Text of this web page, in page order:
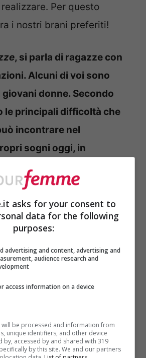
Per questo
i nostri brani preferiti!
, si parla di ragazze con
Alcuni di voi sono
donne. Secondo
le principali difficoltà che
incontrare nel
sogni oggi, in
1995?
hanno più
proprio grazie ai
dalle ragazze del ‘95.
il termine ‘stalker’ non si
non c’era una legge per
(che, invece, c’è
I progressi fatti, purtroppo,
sufficienti per fare una
asks for your consent to
data for the following
purposes:
advertising and content, advertising and
audience research and
access information on a device
be processed and information from
unique identifiers, and other device
by, accessed by and shared with 319
by this site. We and our partners